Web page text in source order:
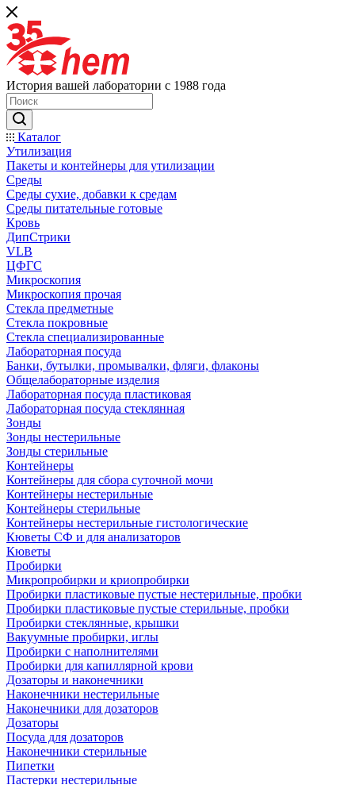
История вашей лаборатории с 1988 года
Каталог
Утилизация
Пакеты и контейнеры для утилизации
Среды
Среды сухие, добавки к средам
Среды питательные готовые
Кровь
ДипСтрики
VLB
ЦФГС
Микроскопия
Микроскопия прочая
Стекла предметные
Стекла покровные
Стекла специализированные
Лабораторная посуда
Банки, бутылки, промывалки, фляги, флаконы
Общелабораторные изделия
Лабораторная посуда пластиковая
Лабораторная посуда стеклянная
Зонды
Зонды нестерильные
Зонды стерильные
Контейнеры
Контейнеры для сбора суточной мочи
Контейнеры нестерильные
Контейнеры стерильные
Контейнеры нестерильные гистологические
Кюветы СФ и для анализаторов
Кюветы
Пробирки
Микропробирки и криопробирки
Пробирки пластиковые пустые нестерильные, пробки
Пробирки пластиковые пустые стерильные, пробки
Пробирки стеклянные, крышки
Вакуумные пробирки, иглы
Пробирки с наполнителями
Пробирки для капиллярной крови
Дозаторы и наконечники
Наконечники нестерильные
Наконечники для дозаторов
Дозаторы
Посуда для дозаторов
Наконечники стерильные
Пипетки
Пастерки нестерильные